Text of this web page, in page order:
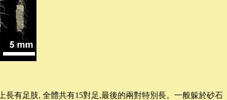
長有足肢, 全體共有15對足,最後的兩對特別長。一般躲於砂石